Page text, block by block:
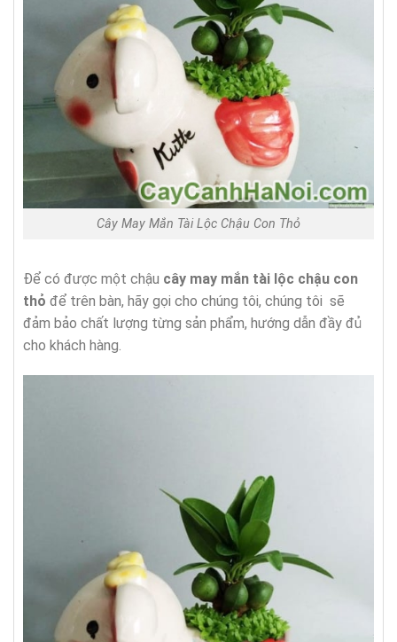
Cây May Mắn Tài Lộc Chậu Con Thỏ
Để có được một chậu cây may mắn tài lộc chậu con
thỏ để trên bàn, hãy gọi cho chúng tôi, chúng tôi sẽ
đảm bảo chất lượng từng sản phẩm, hướng dẫn đầy đủ
cho khách hàng.